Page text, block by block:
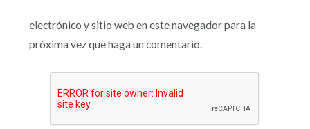
electrónico y sitio web en este navegador para la
próxima vez que haga un comentario.